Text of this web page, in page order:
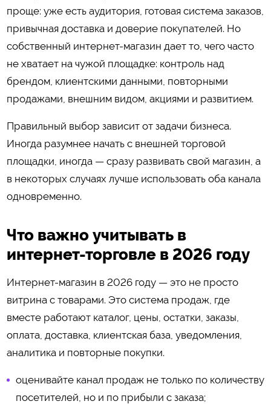
проще: уже есть аудитория, готовая система заказов,
привычная доставка и доверие покупателей. Но
собственный интернет-магазин дает то, чего часто
не хватает на чужой площадке: контроль над
брендом, клиентскими данными, повторными
продажами, внешним видом, акциями и развитием.
Правильный выбор зависит от задачи бизнеса.
Иногда разумнее начать с внешней торговой
площадки, иногда — сразу развивать свой магазин, а
в некоторых случаях лучше использовать оба канала
одновременно.
Что важно учитывать в
интернет-торговле в 2026 году
Интернет-магазин в 2026 году — это не просто
витрина с товарами. Это система продаж, где
вместе работают каталог, цены, остатки, заказы,
оплата, доставка, клиентская база, уведомления,
аналитика и повторные покупки.
оценивайте канал продаж не только по количеству
посетителей, но и по прибыли с заказа;